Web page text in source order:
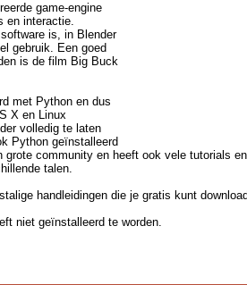
game-engine
en interactie.
is, in Blender
gebruik. Een goed
is de film Big Buck
met Python en dus
X en Linux
volledig te laten
Python geïnstalleerd
grote community en heeft ook vele tutorials
talen.
handleidingen die je gratis kunt
niet geïnstalleerd te worden.